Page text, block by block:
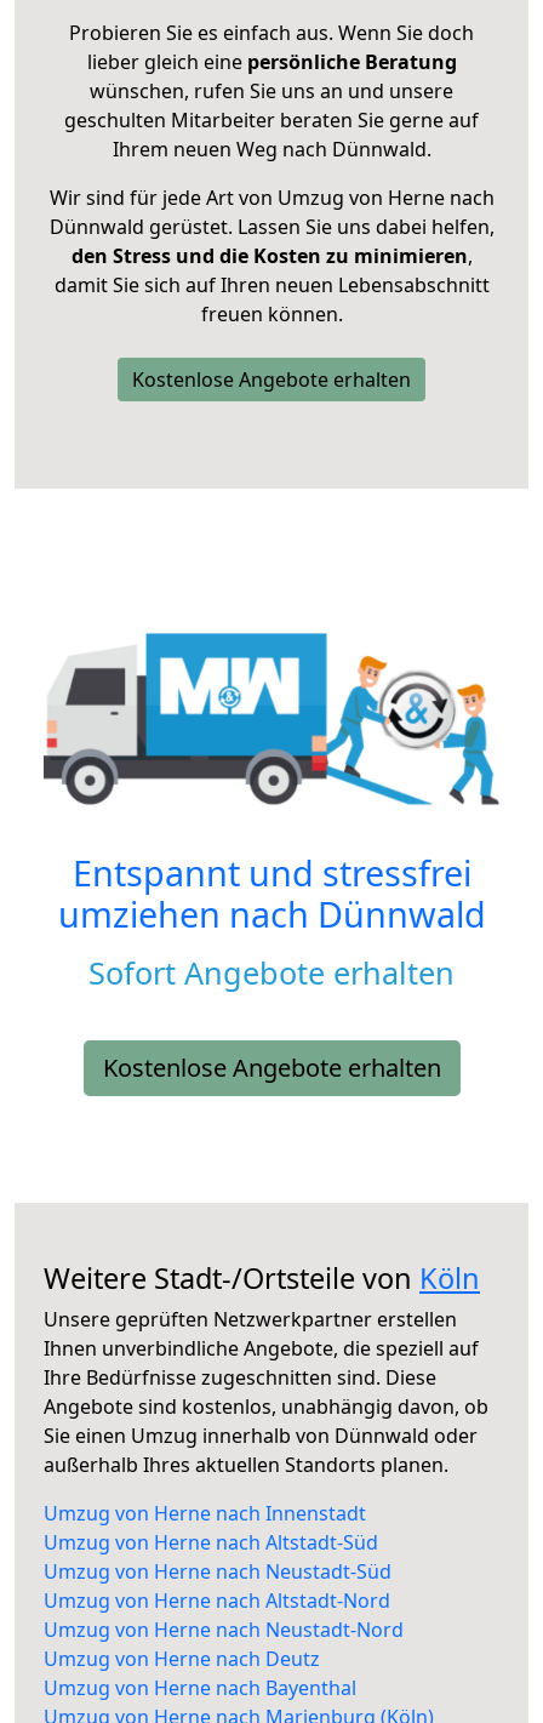
Probieren Sie es einfach aus. Wenn Sie doch
lieber gleich eine persönliche Beratung
wünschen, rufen Sie uns an und unsere
geschulten Mitarbeiter beraten Sie gerne auf
Ihrem neuen Weg nach Dünnwald.
Wir sind für jede Art von Umzug von Herne nach
Dünnwald gerüstet. Lassen Sie uns dabei helfen,
den Stress und die Kosten zu minimieren,
damit Sie sich auf Ihren neuen Lebensabschnitt
freuen können.
Kostenlose Angebote erhalten
Entspannt und stressfrei
umziehen nach Dünnwald
Sofort Angebote erhalten
Kostenlose Angebote erhalten
Weitere Stadt-/Ortsteile von Köln
Unsere geprüften Netzwerkpartner erstellen
Ihnen unverbindliche Angebote, die speziell auf
Ihre Bedürfnisse zugeschnitten sind. Diese
Angebote sind kostenlos, unabhängig davon, ob
Sie einen Umzug innerhalb von Dünnwald oder
außerhalb Ihres aktuellen Standorts planen.
Umzug von Herne nach Innenstadt
Umzug von Herne nach Altstadt-Süd
Umzug von Herne nach Neustadt-Süd
Umzug von Herne nach Altstadt-Nord
Umzug von Herne nach Neustadt-Nord
Umzug von Herne nach Deutz
Umzug von Herne nach Bayenthal
Umzug von Herne nach Marienburg (Köln)